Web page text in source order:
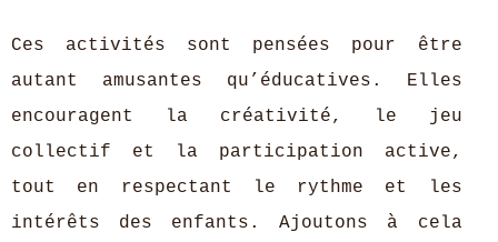
Ces activités sont pensées pour être
autant amusantes qu’éducatives. Elles
encouragent la créativité, le jeu
collectif et la participation active,
tout en respectant le rythme et les
intérêts des enfants. Ajoutons à cela